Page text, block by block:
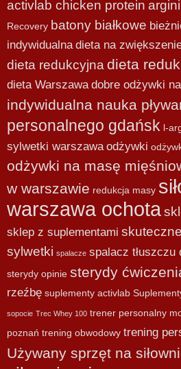
activlab chicken protein
Recovery batony białkowe
indywidualna dieta na
dieta redukcyjnadieta
dieta Warszawa dobre odżywki
indywidualna nauka
personalnego gdańsk l-
sylwetki warszawa odżywki
odżywki na masę
w warszawie redukcja masy
warszawa ochota
sklep z suplementami
sylwetki spalacze spalacz tłuszczu
sterydy opinie sterydy
rzeźbę suplementy activlab
sopocie Trec Whey 100 trener personalny
poznań trening obwodowy trening
Używany sprzęt na